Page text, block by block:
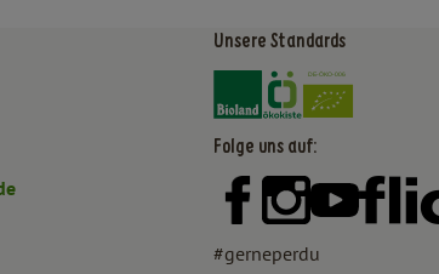
Unsere Standards
Externer Link zu
Externer Link
Folge uns auf:
Externer Link zu
Externer Link
Externer
#gerneperdu